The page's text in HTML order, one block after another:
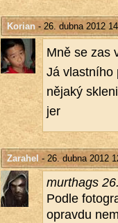
Korian- 26. dubna 2012
Mně se zas
Já vlast­ní­ho
ně­ja­ký
jer
Zarahel - 26. dubna 2012
murthags
Podle
oprav­du